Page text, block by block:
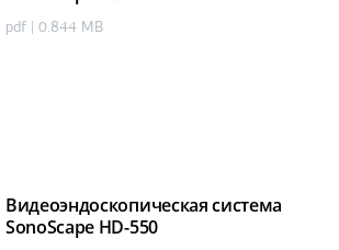
pdf | 0.844 MB
Видеоэндоскопическая система
SonoScape HD-550